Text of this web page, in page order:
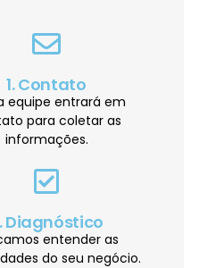
1. Contato
equipe entrará em
para coletar as
informações.
Diagnóstico
entender as
do seu negócio.